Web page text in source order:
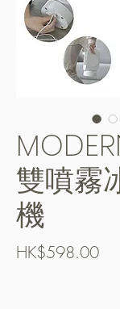
雙噴霧
機
HK$598.00Price